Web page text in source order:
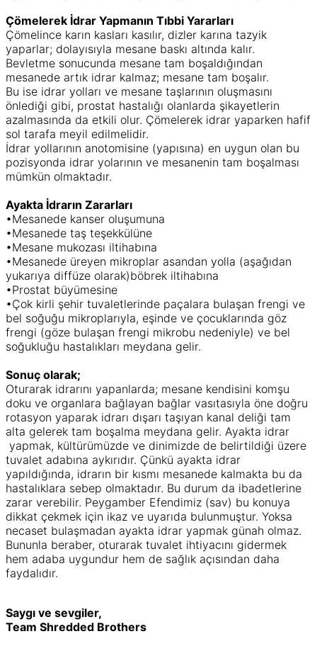
Çömelerek İdrar Yapmanın Tıbbi Yararları
Çömelince karın kasları kasılır, dizler karına tazyik
yaparlar; dolayısıyla mesane baskı altında kalır.
Bevletme sonucunda mesane tam boşaldığından
mesanede artık idrar kalmaz; mesane tam boşalır.
Bu ise idrar yolları ve mesane taşlarının oluşmasını
önlediği gibi, prostat hastalığı olanlarda şikayetlerin
azalmasında da etkili olur. Çömelerek idrar yaparken hafif
sol tarafa meyil edilmelidir.
İdrar yollarının anotomisine (yapısına) en uygun olan bu
pozisyonda idrar yolarının ve mesanenin tam boşalması
mümkün olmaktadır.
Ayakta İdrarın Zararları
•Mesanede kanser oluşumuna
•Mesanede taş teşekkülüne
•Mesane mukozası iltihabına
•Mesanede üreyen mikroplar asandan yolla (aşağıdan
yukarıya diffüze olarak)böbrek iltihabına
•Prostat büyümesine
•Çok kirli şehir tuvaletlerinde paçalara bulaşan frengi ve
bel soğuğu mikroplarıyla, eşinde ve çocuklarında göz
frengi (göze bulaşan frengi mikrobu nedeniyle) ve bel
soğukluğu hastalıkları meydana gelir.
Sonuç olarak;
Oturarak idrarını yapanlarda; mesane kendisini komşu
doku ve organlara bağlayan bağlar vasıtasıyla öne doğru
rotasyon yaparak idrarı dışarı taşıyan kanal deliği tam
alta gelerek tam boşalma meydana gelir. Ayakta idrar
yapmak, kültürümüzde ve dinimizde de belirtildiği üzere
tuvalet adabına aykırıdır. Çünkü ayakta idrar
yapıldığında, idrarın bir kısmı mesanede kalmakta bu da
hastalıklara sebep olmaktadır. Bu durum da ibadetlerine
zarar verebilir. Peygamber Efendimiz (sav) bu konuya
dikkat çekmek için ikaz ve uyarıda bulunmuştur. Yoksa
necaset bulaşmadan ayakta idrar yapmak günah olmaz.
Bununla beraber, oturarak tuvalet ihtiyacını gidermek
hem adaba uygundur hem de sağlık açısından daha
faydalıdır.
Saygı ve sevgiler,
Team Shredded Brothers